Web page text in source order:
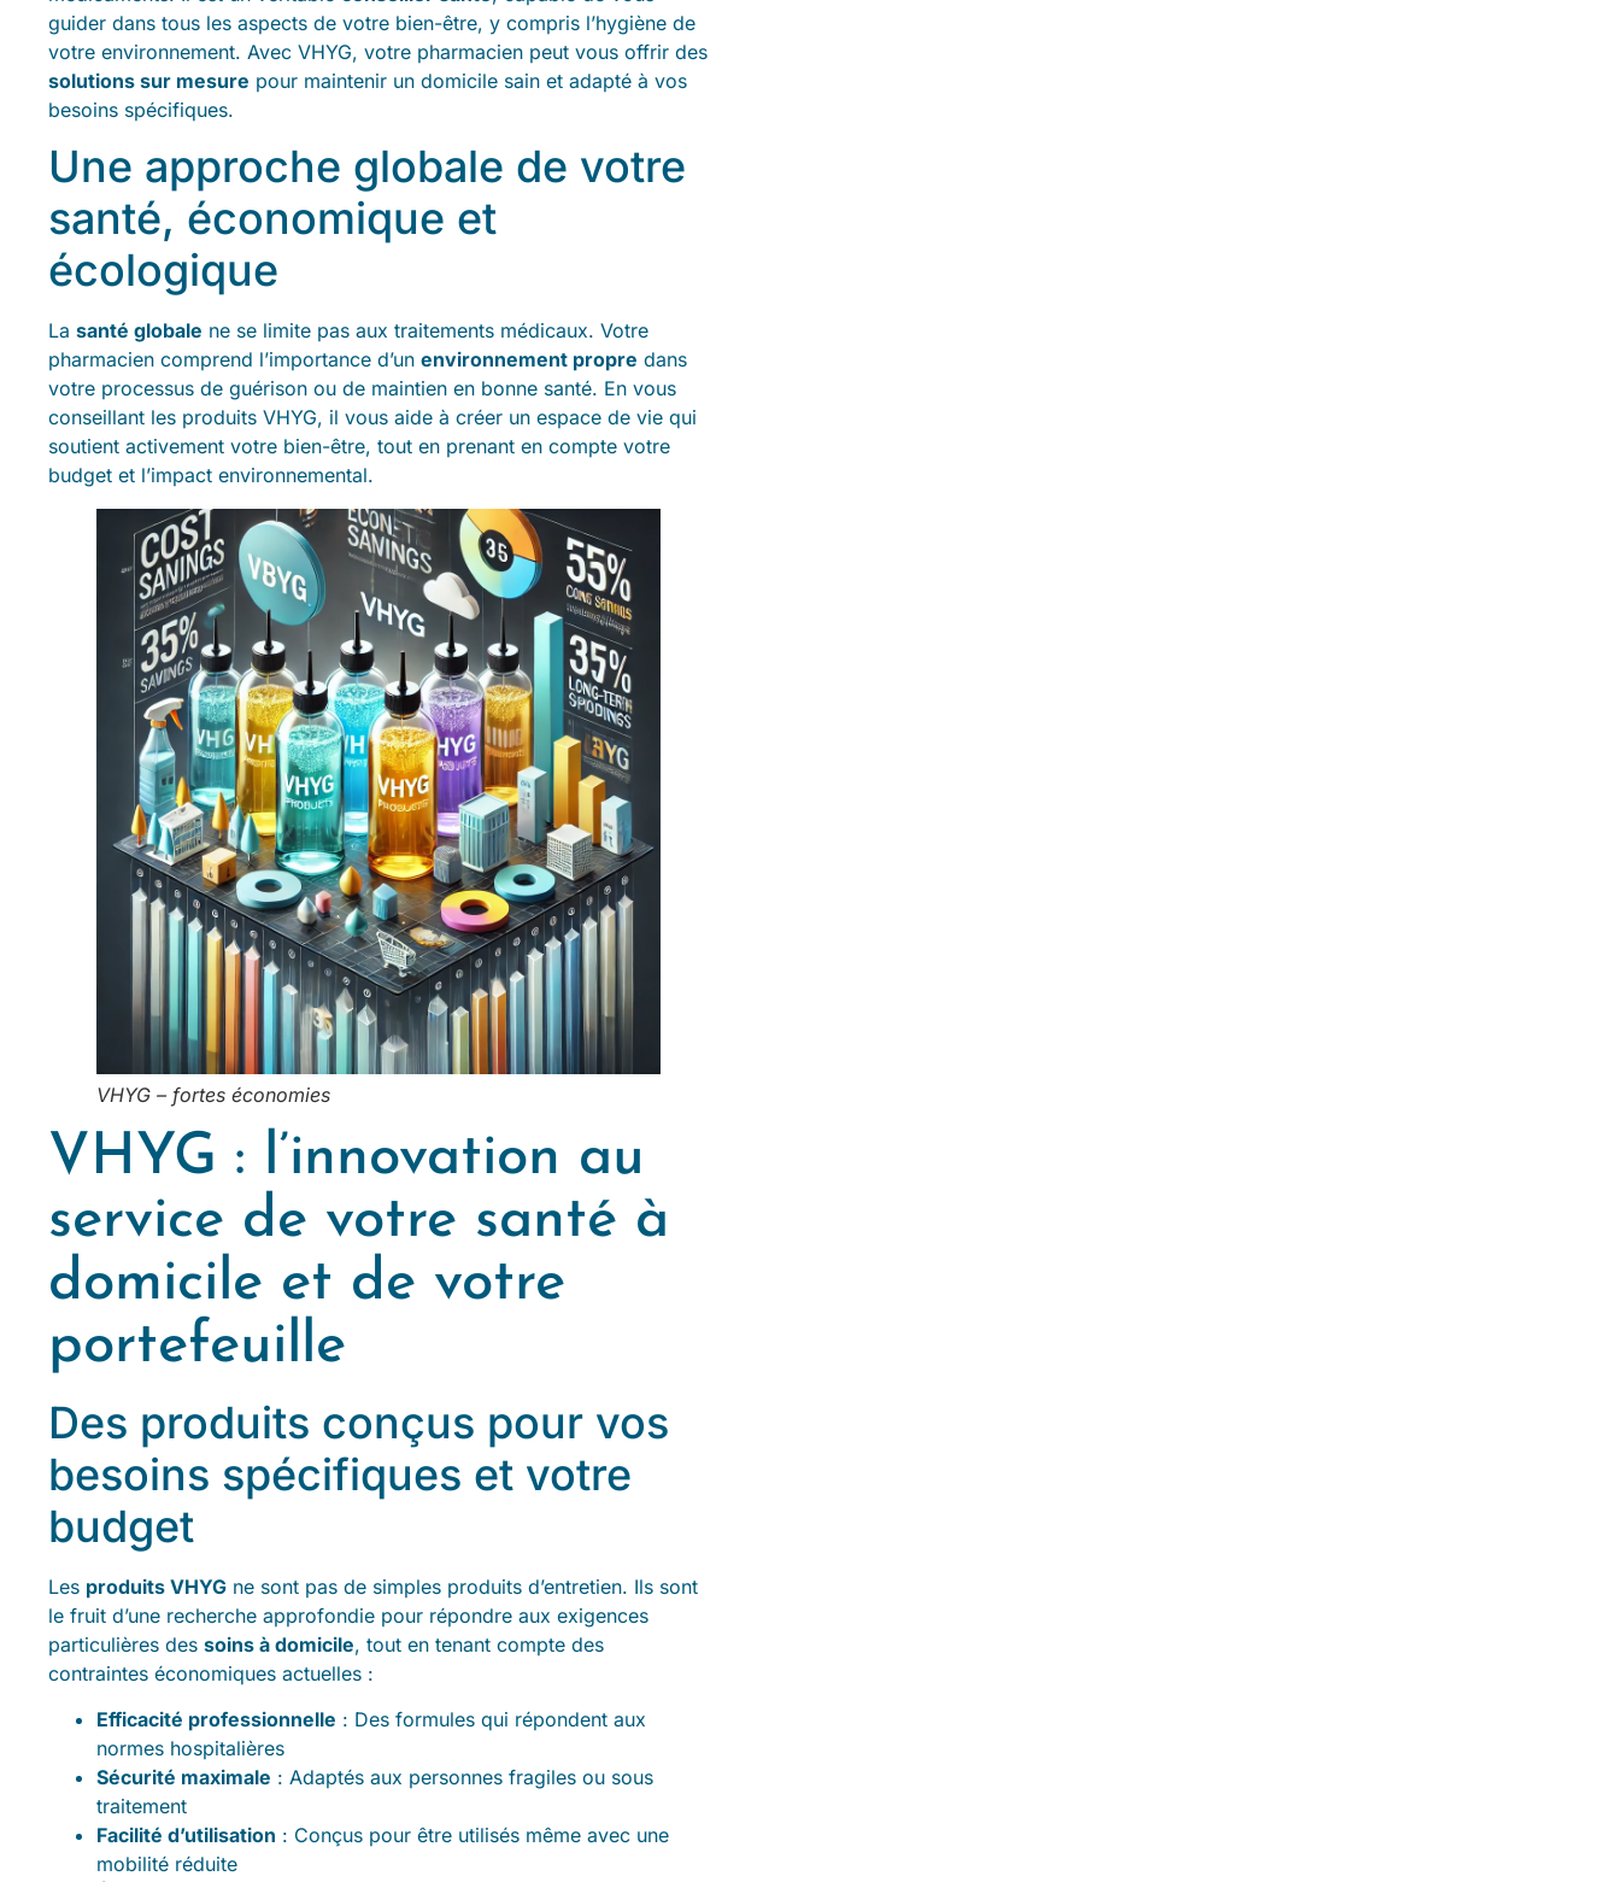
guider dans tous les aspects de votre bien-être, y compris l’hygiène de
votre environnement. Avec VHYG, votre pharmacien peut vous offrir des
solutions sur mesure pour maintenir un domicile sain et adapté à vos
besoins spécifiques.
Une approche globale de votre
santé, économique et
écologique
La santé globale ne se limite pas aux traitements médicaux. Votre
pharmacien comprend l’importance d’un environnement propre dans
votre processus de guérison ou de maintien en bonne santé. En vous
conseillant les produits VHYG, il vous aide à créer un espace de vie qui
soutient activement votre bien-être, tout en prenant en compte votre
budget et l’impact environnemental.
VHYG – fortes économies
VHYG : l’innovation au
service de votre santé à
domicile et de votre
portefeuille
Des produits conçus pour vos
besoins spécifiques et votre
budget
Les produits VHYG ne sont pas de simples produits d’entretien. Ils sont
le fruit d’une recherche approfondie pour répondre aux exigences
particulières des soins à domicile, tout en tenant compte des
contraintes économiques actuelles :
Efficacité professionnelle : Des formules qui répondent aux
normes hospitalières
Sécurité maximale : Adaptés aux personnes fragiles ou sous
traitement
Facilité d’utilisation : Conçus pour être utilisés même avec une
mobilité réduite